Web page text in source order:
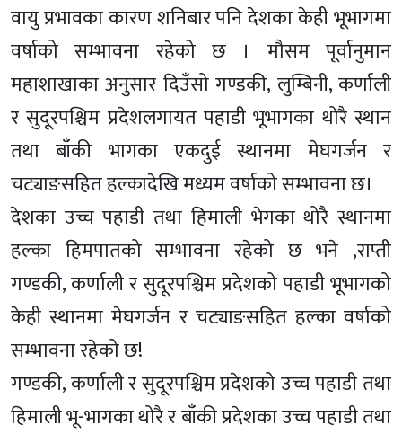
वायु प्रभावका कारण शनिबार पनि देशका केही भूभागमा
वर्षाको सम्भावना रहेको छ । मौसम पूर्वानुमान
महाशाखाका अनुसार दिउँसो गण्डकी, लुम्बिनी, कर्णाली
र सुदूरपश्चिम प्रदेशलगायत पहाडी भूभागका थोरै स्थान
तथा बाँकी भागका एकदुई स्थानमा मेघगर्जन र
चट्याङसहित हल्कादेखि मध्यम वर्षाको सम्भावना छ।
देशका उच्च पहाडी तथा हिमाली भेगका थोरै स्थानमा
हल्का हिमपातको सम्भावना रहेको छ भने ,राप्ती
गण्डकी, कर्णाली र सुदूरपश्चिम प्रदेशको पहाडी भूभागको
केही स्थानमा मेघगर्जन र चट्याङसहित हल्का वर्षाको
सम्भावना रहेको छ!
गण्डकी, कर्णाली र सुदूरपश्चिम प्रदेशको उच्च पहाडी तथा
हिमाली भू-भागका थोरै र बाँकी प्रदेशका उच्च पहाडी तथा